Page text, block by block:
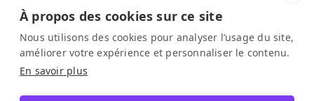
À propos des cookies sur ce site
Nous utilisons des cookies pour analyser l’usage du site,
améliorer votre expérience et personnaliser le contenu.
En savoir plus
optimización de fichas de empresa (Google Business
Aviso legal–Condiciones de uso–Política de privacidad